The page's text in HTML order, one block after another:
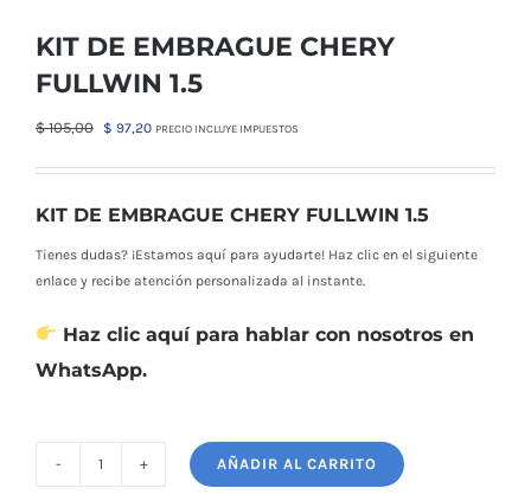
KIT DE EMBRAGUE CHERY
FULLWIN 1.5
$105,00
El
original
$ 97,20El
actual
PRECIO INCLUYE IMPUESTOS
KIT DE EMBRAGUE CHERY FULLWIN 1.5
Tienes dudas? ¡Estamos aquí para ayudarte! Haz clic en el siguiente
enlace y recibe atención personalizada al instante.
Haz clic aquí para hablar con nosotros en
WhatsApp.
AÑADIR AL CARRITO